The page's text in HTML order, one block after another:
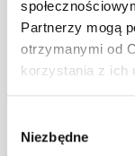
Partnerzy mogą
otrzymanymi od
korzystania z ich
zgody
Niezbędne